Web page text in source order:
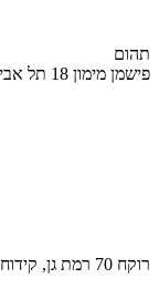
תהום
פישמן מימון 18 תל אביב, קידוחי נסיון לעומק 30 מטר
רוקח 70 רמת גן, קידוחי ניסיון עד לעומק 45 מטר